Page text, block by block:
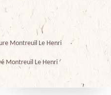
Montreuil Le Henri
Montreuil Le Henri